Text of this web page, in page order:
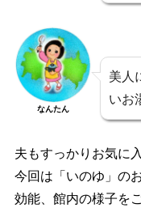
なんたん
美人
いお
夫もすっかりお気に
今回は「いのゆ」の
効能、館内の様子を